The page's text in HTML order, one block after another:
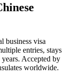
business visa
entries, stays
Accepted by
worldwide.